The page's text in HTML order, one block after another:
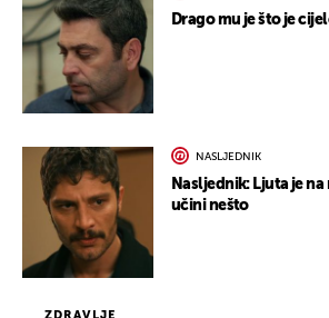
ZDRAVLJE
Drago mu je što je
NASLJEDNIK
Nasljednik: Ljuta je na
učini nešto